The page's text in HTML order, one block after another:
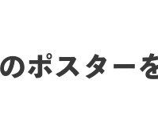
ポスター